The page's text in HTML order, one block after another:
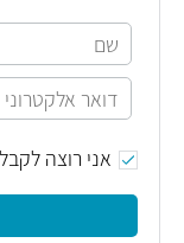
אני רוצה